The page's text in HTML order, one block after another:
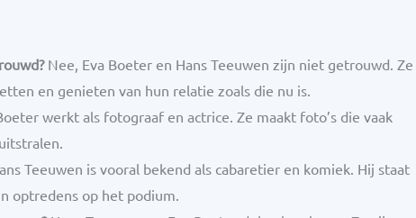
Nee, Eva Boeter en Hans Teeuwen zijn niet getrouwd. Ze
en genieten van hun relatie zoals die nu is.
werkt als fotograaf en actrice. Ze maakt foto’s die vaak
Teeuwen is vooral bekend als cabaretier en komiek. Hij staat
optredens op het podium.